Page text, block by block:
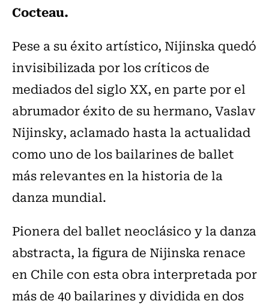
Cocteau.
Pese a su éxito artístico, Nijinska quedó
invisibilizada por los críticos de
mediados del siglo XX, en parte por el
abrumador éxito de su hermano, Vaslav
Nijinsky, aclamado hasta la actualidad
como uno de los bailarines de ballet
más relevantes en la historia de la
danza mundial.
Pionera del ballet neoclásico y la danza
abstracta, la figura de Nijinska renace
en Chile con esta obra interpretada por
más de 40 bailarines y dividida en dos